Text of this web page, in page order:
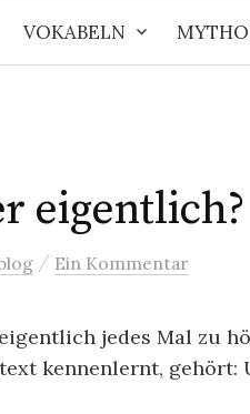
VOKABELN
eigentlich?
/ Ein Kommentar
jedes Mal zu
kennenlernt, gehört: